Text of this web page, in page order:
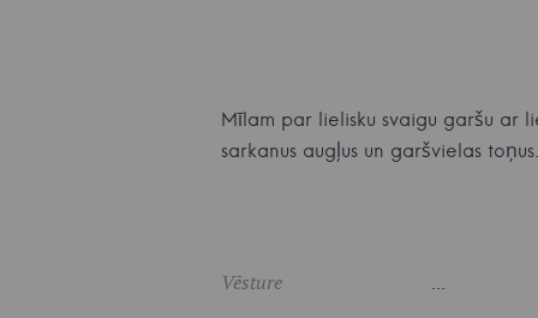
Mīlam par lielisku svaigu garšu ar
sarkanus augļus un garšvielas
Vēsture ...